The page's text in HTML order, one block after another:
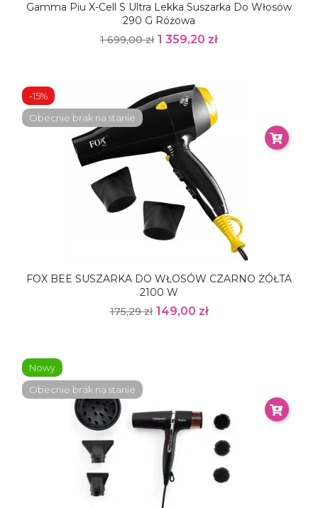
Gamma Piu X-Cell S Ultra Lekka Suszarka Do Włosów
290 G Różowa
1 699,00 zł 1 359,20 zł
FOX BEE SUSZARKA DO WŁOSÓW CZARNO ŻÓŁTA
2100 W
175,29 zł 149,00 zł
-15%
Obecnie brak na stanie
Nowy
Obecnie brak na stanie